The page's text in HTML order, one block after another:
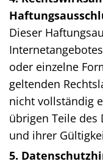
Dieser
oder einzelne
geltenden
nicht vollständig
übrigen Teile
und ihrer
5.